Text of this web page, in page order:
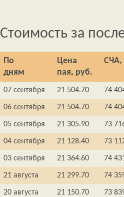
Стоимость за
По
дням
Цена
пая, руб.
СЧА,
07 сентября 21 504.70 74
06 сентября 21 504.70 74
05 сентября 21 305.90 73
04 сентября 21 128.40 73
03 сентября 21 364.60 74
21 августа 21 299.70 74
20 августа 21 150.70 73